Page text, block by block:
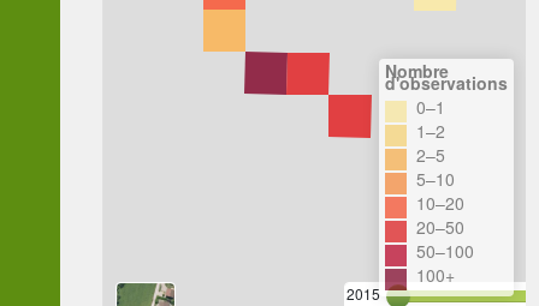
2015
Nombre
d'observations
0–1
1–2
2–5
5–10
10–20
20–50
50–100
100+